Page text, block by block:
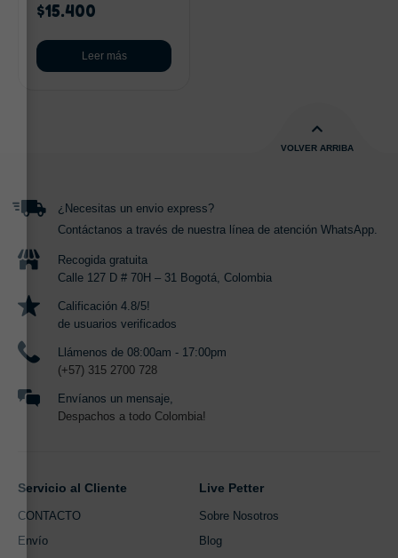
$15.400
Leer más
VOLVER ARRIBA
¿Necesitas un envio express?
Contáctanos a través de nuestra línea de atención WhatsApp.
Recogida gratuita
Calle 127 D # 70H – 31 Bogotá, Colombia
Calificación 4.8/5!
de usuarios verificados
Llámenos de 08:00am - 17:00pm
(+57) 315 2700 728
Envíanos un mensaje,
Despachos a todo Colombia!
Servicio al Cliente
CONTACTO
Envío
Live Petter
Sobre Nosotros
Blog